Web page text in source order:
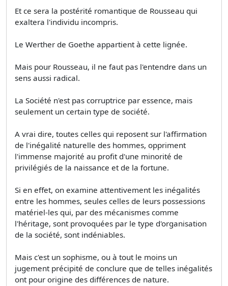
Et ce sera la postérité romantique de Rousseau qui
exaltera l'individu incompris.
Le Werther de Goethe appartient à cette lignée.
Mais pour Rousseau, il ne faut pas l'entendre dans un
sens aussi radical.
La Société n'est pas corruptrice par essence, mais
seulement un certain type de société.
A vrai dire, toutes celles qui reposent sur l'affirmation
de l'inégalité naturelle des hommes, oppriment
l'immense majorité au profit d'une minorité de
privilégiés de la naissance et de la fortune.
Si en effet, on examine attentivement les inégalités
entre les hommes, seules celles de leurs possessions
matériel-les qui, par des mécanismes comme
l'héritage, sont provoquées par le type d'organisation
de la société, sont indéniables.
Mais c'est un sophisme, ou à tout le moins un
jugement précipité de conclure que de telles inégalités
ont pour origine des différences de nature.